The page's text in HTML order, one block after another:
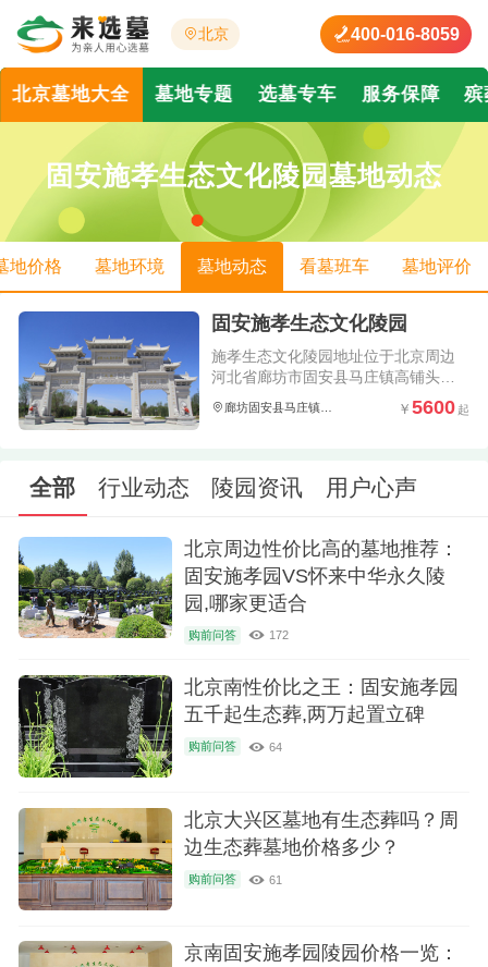
北京 400-016-8059
北京墓地大全 墓地专题 选墓专车 服务保障 殡
固安施孝生态文化陵园墓地动态
地价格 墓地环境 墓地动态 看墓班车 墓地评价
固安施孝生态文化陵园
施孝生态文化陵园地址位于北京周边
河北省廊坊市固安县马庄镇高铺头村,
在施孝生态文化陵园详情页可以在线
查看关于施孝生态文化陵园价格、陵
实时更新施孝生态文化陵园简介、墓
型价格、安葬的名人及陵园动态信息.
廊坊固安县马庄镇高铺头村 5600
全部 行业动态 陵园资讯 用户心声
北京周边性价比高的墓地推荐：
固安施孝园VS怀来中华永久陵
园,哪家更适合
购前问答 172
北京南性价比之王：固安施孝园
五千起生态葬,两万起置立碑
购前问答 64
北京大兴区墓地有生态葬吗？周
边生态葬墓地价格多少？
购前问答 61
京南固安施孝园陵园价格一览：